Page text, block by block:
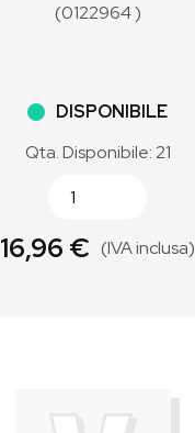
(0122964 )
DISPONIBILE
Qta. Disponibile: 21
16,96 € (IVA inclusa)